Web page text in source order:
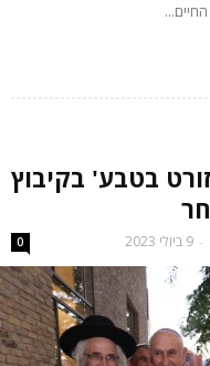
בטבע' בקיבוץ
- 9 ביולי 2023 0